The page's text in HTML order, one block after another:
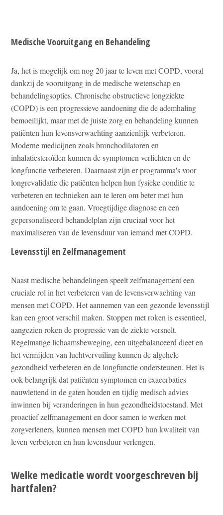
Medische Vooruitgang en Behandeling
Ja, het is mogelijk om nog 20 jaar te leven met COPD, vooral
dankzij de vooruitgang in de medische wetenschap en
behandelingsopties. Chronische obstructieve longziekte
(COPD) is een progressieve aandoening die de ademhaling
bemoeilijkt, maar met de juiste zorg en behandeling kunnen
patiënten hun levensverwachting aanzienlijk verbeteren.
Moderne medicijnen zoals bronchodilatoren en
inhalatiesteroïden kunnen de symptomen verlichten en de
longfunctie verbeteren. Daarnaast zijn er programma's voor
longrevalidatie die patiënten helpen hun fysieke conditie te
verbeteren en technieken aan te leren om beter met hun
aandoening om te gaan. Vroegtijdige diagnose en een
gepersonaliseerd behandelplan zijn cruciaal voor het
maximaliseren van de levensduur van iemand met COPD.
Levensstijl en Zelfmanagement
Naast medische behandelingen speelt zelfmanagement een
cruciale rol in het verbeteren van de levensverwachting van
mensen met COPD. Het aannemen van een gezonde levensstijl
kan een groot verschil maken. Stoppen met roken is essentieel,
aangezien roken de progressie van de ziekte versnelt.
Regelmatige lichaamsbeweging, een uitgebalanceerd dieet en
het vermijden van luchtvervuiling kunnen de algehele
gezondheid verbeteren en de longfunctie ondersteunen. Het is
ook belangrijk dat patiënten symptomen en exacerbaties
nauwlettend in de gaten houden en tijdig medisch advies
inwinnen bij veranderingen in hun gezondheidstoestand. Met
proactief zelfmanagement en door samen te werken met
zorgverleners, kunnen mensen met COPD hun kwaliteit van
leven verbeteren en hun levensduur verlengen.
Welke medicatie wordt voorgeschreven bij
hartfalen?